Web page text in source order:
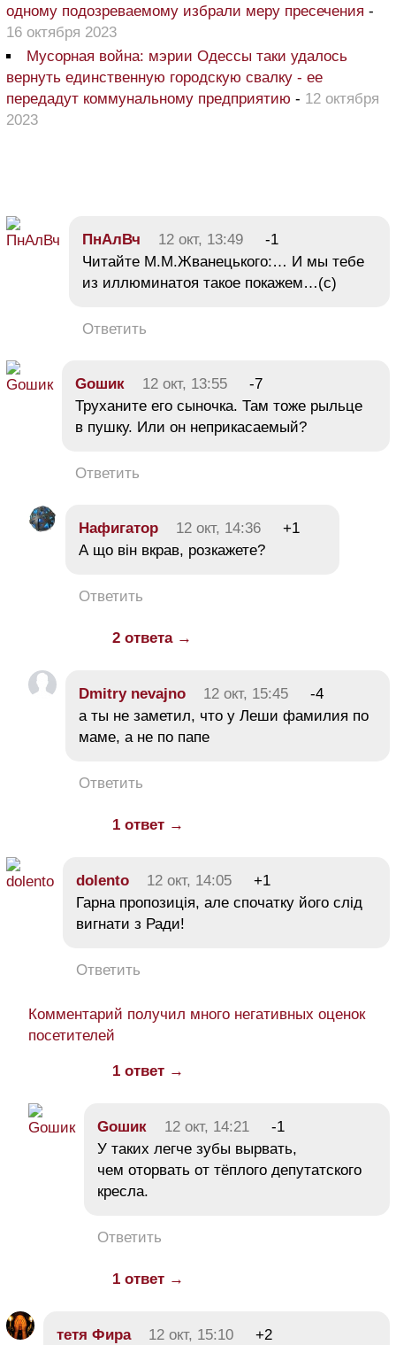
одному подозреваемому избрали меру пресечения -
16 октября 2023
Мусорная война: мэрии Одессы таки удалось
вернуть единственную городскую свалку - ее
передадут коммунальному предприятию - 12 октября
2023
ПнАлВч 12 окт, 13:49
-1
Читайте М.М.Жванецького:… И мы тебе
из иллюминатоя такое покажем…(с)
Ответить
Goшик 12 окт, 13:55
-7
Труханите его сыночка. Там тоже рыльце
в пушку. Или он неприкасаемый?
Ответить
Нафигатор 12 окт, 14:36
+1
А що він вкрав, розкажете?
Ответить
2 ответа →
Dmitry nevajno 12 окт, 15:45
-4
а ты не заметил, что у Леши фамилия по
маме, а не по папе
Ответить
1 ответ →
dolento 12 окт, 14:05
+1
Гарна пропозиція, але спочатку його слід
вигнати з Ради!
Ответить
Комментарий получил много негативных оценок
посетителей
1 ответ →
Goшик 12 окт, 14:21
-1
У таких легче зубы вырвать,
чем оторвать от тёплого депутатского
кресла.
Ответить
1 ответ →
тетя Фира 12 окт, 15:10 +2